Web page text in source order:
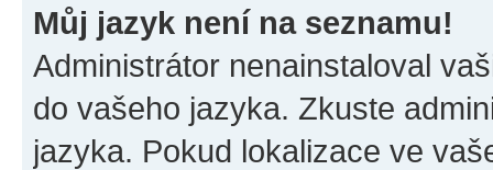
Můj jazyk není na seznamu!
Administrátor nenainstaloval
do vašeho jazyka. Zkuste
jazyka. Pokud lokalizace ve